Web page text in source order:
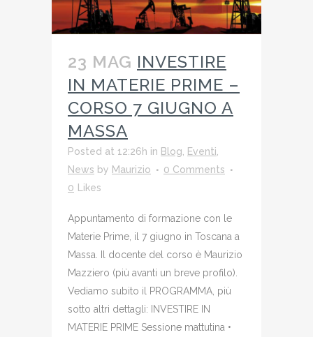
23 MAG INVESTIRE
IN MATERIE PRIME –
CORSO 7 GIUGNO A
MASSA
Posted at 12:26h in Blog Eventi
News by Maurizio
0 Comments
0 Likes
Appuntamento di formazione con le
Materie Prime, il 7 giugno in Toscana a
Massa. Il docente del corso è Maurizio
Mazziero (più avanti un breve profilo).
Vediamo subito il PROGRAMMA, più
sotto altri dettagli: INVESTIRE IN
MATERIE PRIME Sessione mattutina •